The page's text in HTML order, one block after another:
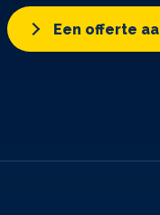
Een offerte